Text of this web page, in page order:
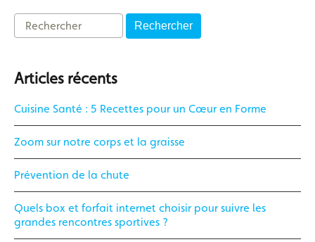
Rechercher
Articles récents
Cuisine Santé : 5 Recettes pour un Cœur en Forme
Zoom sur notre corps et la graisse
Prévention de la chute
Quels box et forfait internet choisir pour suivre les
grandes rencontres sportives ?